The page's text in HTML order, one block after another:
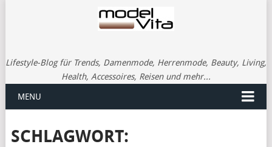
Lifestyle-Blog für Trends, Damenmode, Herrenmode, Beauty, Living,
Health, Accessoires, Reisen und mehr...
MENU
SCHLAGWORT: